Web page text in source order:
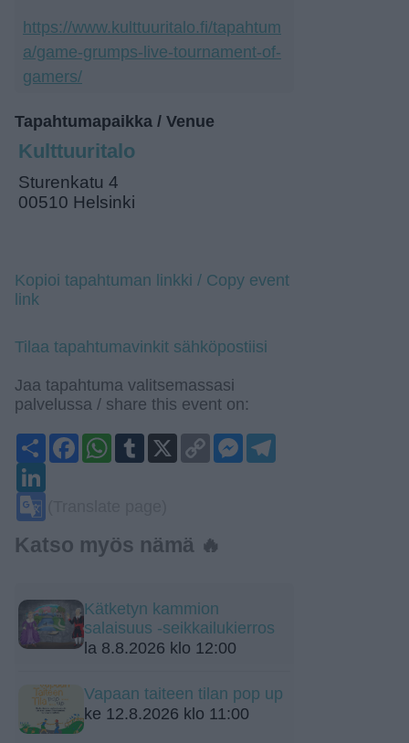
https://www.kulttuuritalo.fi/tapahtum
a/game-grumps-live-tournament-of-
gamers/
Tapahtumapaikka / Venue
Kulttuuritalo
Sturenkatu 4
00510 Helsinki
Kopioi tapahtuman linkki / Copy event
link
Tilaa tapahtumavinkit sähköpostiisi
Jaa tapahtuma valitsemassasi
palvelussa / share this event on:
ShareFacebookWhatsApp
Tumblr
X
Copy
Link
Messenger
Katso myös nämä 🔥
Kätketyn kammion
salaisuus -seikkailukierros
la 8.8.2026 klo 12:00
Vapaan taiteen tilan pop up
ke 12.8.2026 klo 11:00